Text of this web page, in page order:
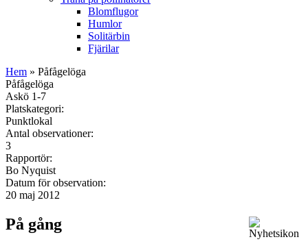
Blomflugor
Humlor
Solitärbin
Fjärilar
Hem » Påfågelöga
Påfågelöga
Askö 1-7
Platskategori:
Punktlokal
Antal observationer:
3
Rapportör:
Bo Nyquist
Datum för observation:
20 maj 2012
På gång